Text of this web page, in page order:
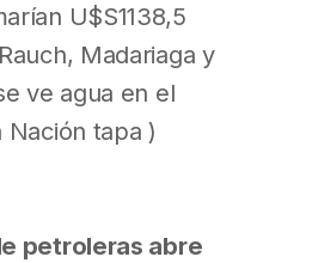
U$S1138,5
Madariaga y
ve agua en el
Nación tapa )
petroleras abre